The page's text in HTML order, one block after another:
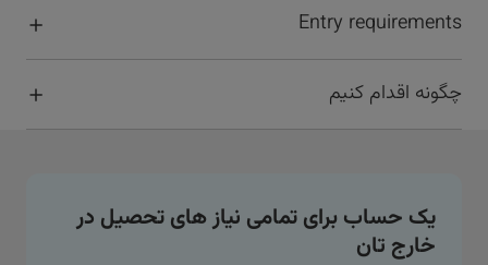
Entry requirements
چگونه اقدام کنیم
یک حساب برای تمامی نیاز های تحصیل در
خارج تان